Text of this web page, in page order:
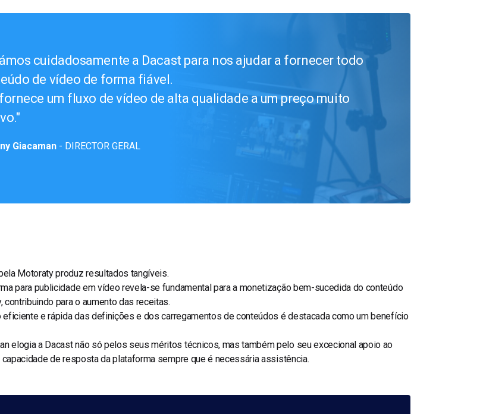
cuidadosamente a Dacast para nos ajudar a fornecer todo
de vídeo de forma fiável.
um fluxo de vídeo de alta qualidade a um preço muito
Giacaman - DIRECTOR GERAL
Motoraty produz resultados tangíveis.
para publicidade em vídeo revela-se fundamental para a monetização bem-sucedida do conteúdo
contribuindo para o aumento das receitas.
e rápida das definições e dos carregamentos de conteúdos é destacada como um benefício
elogia a Dacast não só pelos seus méritos técnicos, mas também pelo seu excecional apoio ao
de resposta da plataforma sempre que é necessária assistência.